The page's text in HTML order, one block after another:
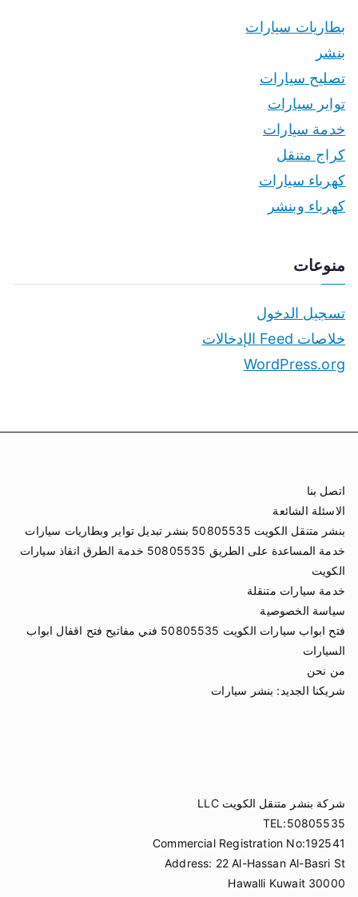
بطاريات سيارات
بنشر
تصليح سيارات
تواير سيارات
خدمة سيارات
كراج متنقل
كهرباء سيارات
كهرباء وبنشر
منوعات
تسجيل الدخول
خلاصات Feed الإدخالات
WordPress.org
اتصل بنا
الاسئلة الشائعة
بنشر متنقل الكويت 50805535 بنشر تبديل تواير وبطاريات سيارات
خدمة المساعدة على الطريق 50805535 خدمة الطرق انقاذ سيارات
الكويت
خدمة سيارات متنقلة
سياسة الخصوصية
فتح ابواب سيارات الكويت 50805535 فني مفاتيح فتح اقفال ابواب
السيارات
من نحن
شريكنا الجديد: بنشر سيارات
شركة بنشر متنقل الكويت LLC
TEL:50805535
Commercial Registration No:192541
Address: 22 Al-Hassan Al-Basri St
Hawalli Kuwait 30000